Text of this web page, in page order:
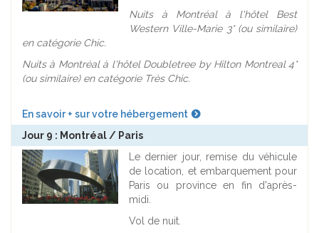
Nuits à Montréal à l'hôtel Best
Western Ville-Marie 3* (ou similaire)
en catégorie Chic.
Nuits à Montréal à l'hôtel Doubletree by Hilton Montreal 4*
(ou similaire) en catégorie Très Chic.
En savoir + sur votre hébergement
Jour 9 : Montréal / Paris
Le dernier jour, remise du véhicule
de location, et embarquement pour
Paris ou province en fin d'après-
midi.
Vol de nuit.